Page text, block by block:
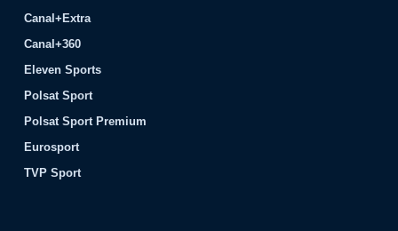
Canal+Extra
Canal+360
Eleven Sports
Polsat Sport
Polsat Sport Premium
Eurosport
TVP Sport